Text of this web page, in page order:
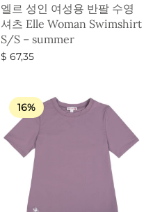
엘르 성인 여성용 반팔 수영
셔츠 Elle Woman Swimshirt
S/S – summer
$ 67,35
16%